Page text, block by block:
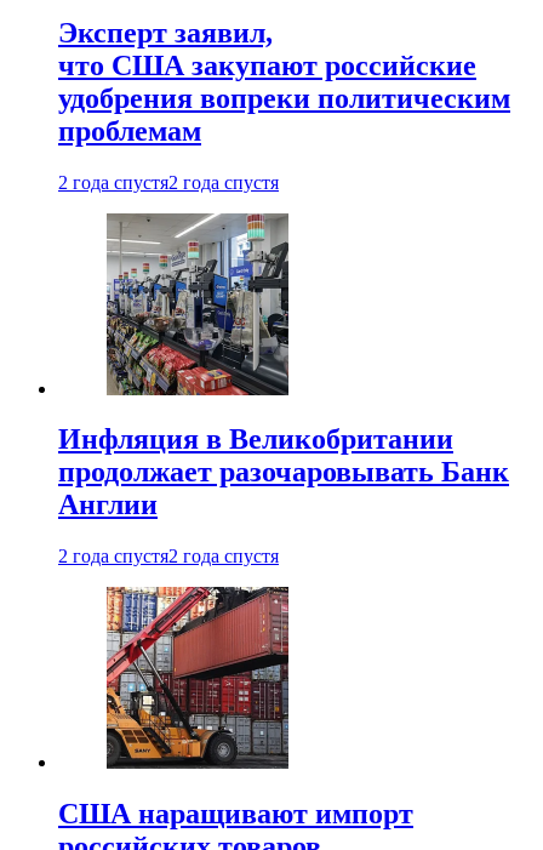
Эксперт заявил,
что США закупают российские
удобрения вопреки политическим
проблемам
2 года спустя2 года спустя
Инфляция в Великобритании
продолжает разочаровывать Банк
Англии
2 года спустя2 года спустя
США наращивают импорт